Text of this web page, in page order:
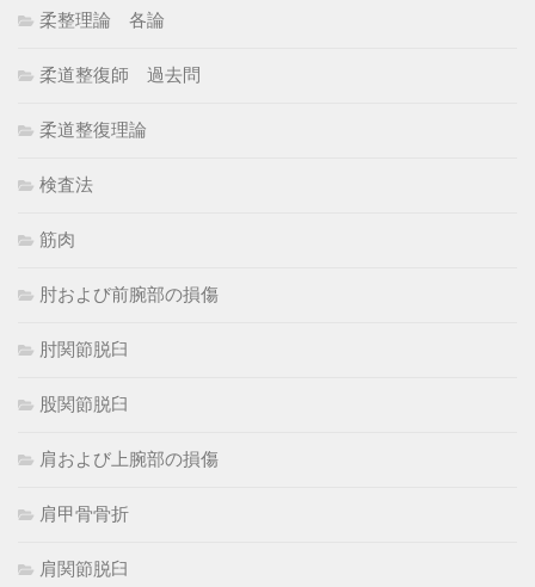
柔整理論 各論
柔道整復師 過去問
柔道整復理論
検査法
筋肉
肘および前腕部の損傷
肘関節脱臼
股関節脱臼
肩および上腕部の損傷
肩甲骨骨折
肩関節脱臼